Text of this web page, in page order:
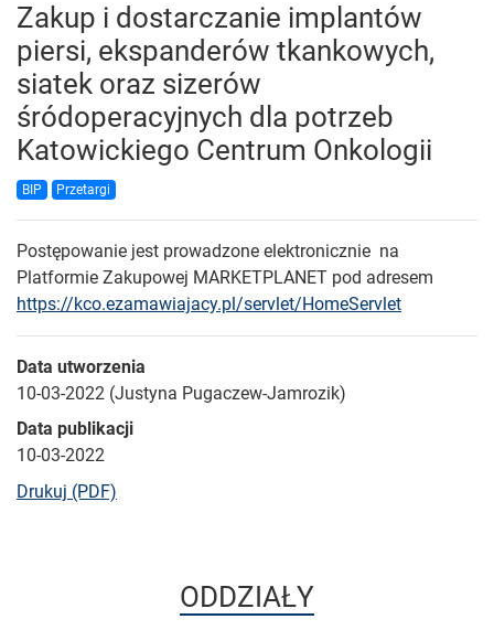
Zakup i dostarczanie implantów
piersi, ekspanderów tkankowych,
siatek oraz sizerów
śródoperacyjnych dla potrzeb
Katowickiego Centrum Onkologii
BIP Przetargi
Postępowanie jest prowadzone elektronicznie na
Platformie Zakupowej MARKETPLANET pod adresem
https://kco.ezamawiajacy.pl/servlet/HomeServlet
Data utworzenia
10-03-2022 (Justyna Pugaczew-Jamrozik)
Data publikacji
10-03-2022
Drukuj (PDF)
ODDZIAŁY